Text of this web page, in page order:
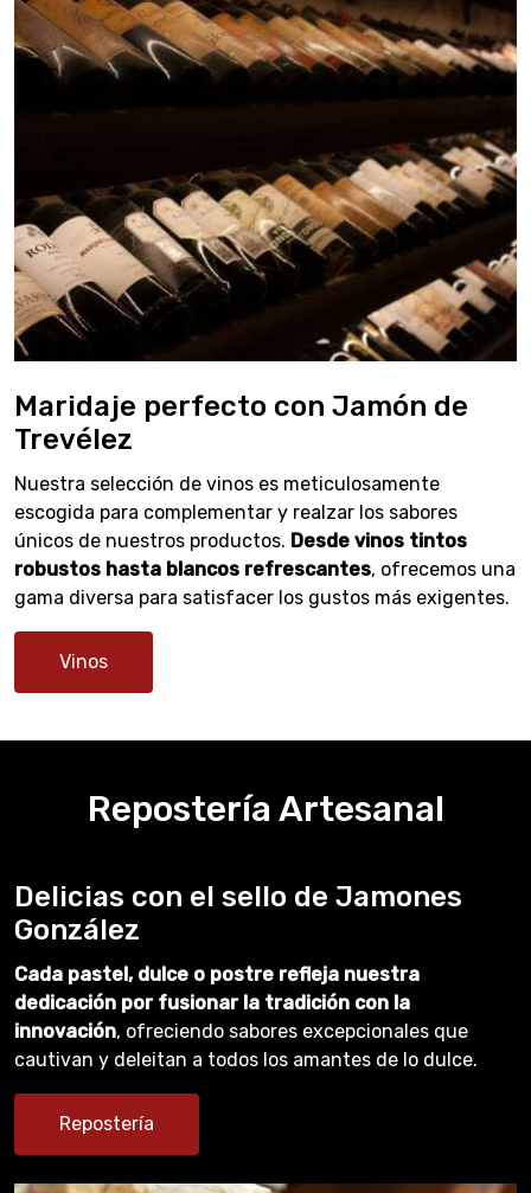
Maridaje perfecto con Jamón de
Trevélez
Nuestra selección de vinos es meticulosamente
escogida para complementar y realzar los sabores
únicos de nuestros productos. Desde vinos tintos
robustos hasta blancos refrescantes, ofrecemos una
gama diversa para satisfacer los gustos más exigentes.
Vinos
Repostería Artesanal
Delicias con el sello de Jamones
González
Cada pastel, dulce o postre refleja nuestra
dedicación por fusionar la tradición con la
innovación, ofreciendo sabores excepcionales que
cautivan y deleitan a todos los amantes de lo dulce.
Repostería